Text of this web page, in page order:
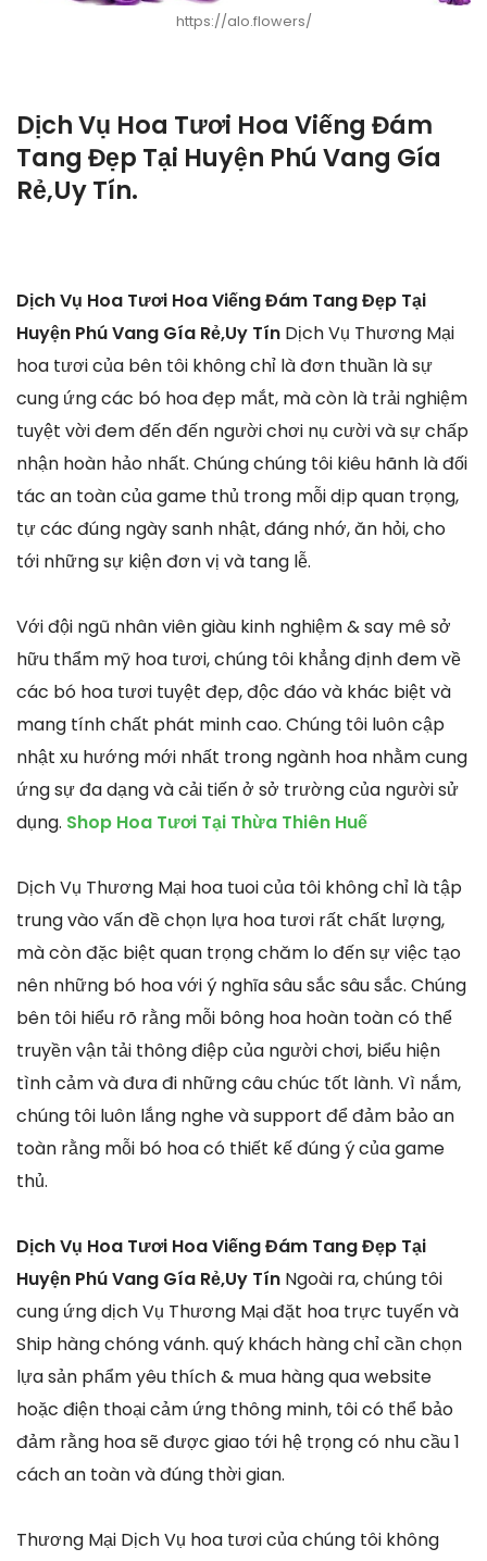
https://alo.flowers/
Dịch Vụ Hoa Tươi Hoa Viếng Đám
Tang Đẹp Tại Huyện Phú Vang Gía
Rẻ,Uy Tín.
Dịch Vụ Hoa Tươi Hoa Viếng Đám Tang Đẹp Tại
Huyện Phú Vang Gía Rẻ,Uy Tín Dịch Vụ Thương Mại
hoa tươi của bên tôi không chỉ là đơn thuần là sự
cung ứng các bó hoa đẹp mắt, mà còn là trải nghiệm
tuyệt vời đem đến đến người chơi nụ cười và sự chấp
nhận hoàn hảo nhất. Chúng chúng tôi kiêu hãnh là đối
tác an toàn của game thủ trong mỗi dịp quan trọng,
tự các đúng ngày sanh nhật, đáng nhớ, ăn hỏi, cho
tới những sự kiện đơn vị và tang lễ.
Với đội ngũ nhân viên giàu kinh nghiệm & say mê sở
hữu thẩm mỹ hoa tươi, chúng tôi khẳng định đem về
các bó hoa tươi tuyệt đẹp, độc đáo và khác biệt và
mang tính chất phát minh cao. Chúng tôi luôn cập
nhật xu hướng mới nhất trong ngành hoa nhằm cung
ứng sự đa dạng và cải tiến ở sở trường của người sử
dụng. Shop Hoa Tươi Tại Thừa Thiên Huế
Dịch Vụ Thương Mại hoa tuoi của tôi không chỉ là tập
trung vào vấn đề chọn lựa hoa tươi rất chất lượng,
mà còn đặc biệt quan trọng chăm lo đến sự việc tạo
nên những bó hoa với ý nghĩa sâu sắc sâu sắc. Chúng
bên tôi hiểu rõ rằng mỗi bông hoa hoàn toàn có thể
truyền vận tải thông điệp của người chơi, biểu hiện
tình cảm và đưa đi những câu chúc tốt lành. Vì nắm,
chúng tôi luôn lắng nghe và support để đảm bảo an
toàn rằng mỗi bó hoa có thiết kế đúng ý của game
thủ.
Dịch Vụ Hoa Tươi Hoa Viếng Đám Tang Đẹp Tại
Huyện Phú Vang Gía Rẻ,Uy Tín Ngoài ra, chúng tôi
cung ứng dịch Vụ Thương Mại đặt hoa trực tuyến và
Ship hàng chóng vánh. quý khách hàng chỉ cần chọn
lựa sản phẩm yêu thích & mua hàng qua website
hoặc điện thoại cảm ứng thông minh, tôi có thể bảo
đảm rằng hoa sẽ được giao tới hệ trọng có nhu cầu 1
cách an toàn và đúng thời gian.
Thương Mại Dịch Vụ hoa tươi của chúng tôi không